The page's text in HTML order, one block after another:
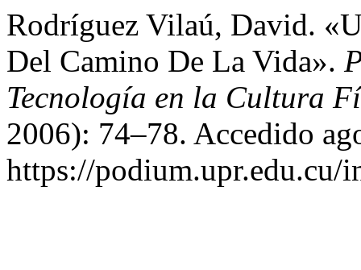
Rodríguez Vilaú, David.
Del Camino De La Vida».
Tecnología en la Cultura
2006): 74–78. Accedido
https://